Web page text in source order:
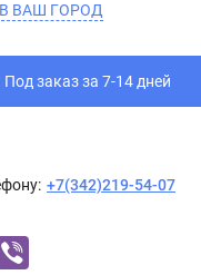
ВАШ ГОРОД
Под заказ за 7-14 дней
+7(342)219-54-07